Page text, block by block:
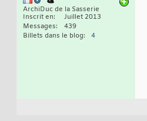
ArchiDuc de la Sasserie
Inscrit en
Juillet 2013
Messages
439
Billets dans le blog
4